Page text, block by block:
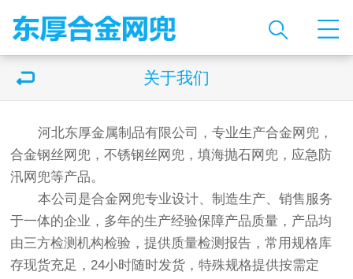
关于我们
河北东厚金属制品有限公司，专业生产合金网兜，
合金钢丝网兜，不锈钢丝网兜，填海抛石网兜，应急防
汛网兜等产品。
本公司是合金网兜专业设计、制造生产、销售服务
于一体的企业，多年的生产经验保障产品质量，产品均
由三方检测机构检验，提供质量检测报告，常用规格库
存现货充足，24小时随时发货，特殊规格提供按需定